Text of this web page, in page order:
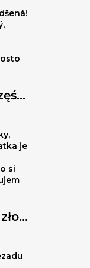
Złote dwuczęściowe damskie stroje kąpielowe brazylijki Sparkle*Me – bikini wiązane, marszczone brazylijki
5 na 5 gwiazdek.
je
si
Sparkle*Me złoto-czarne stroje kąpielowe wysoki stan – figi brazylijki z przeszyciem z tyłu z możliwością złożenia na biodra ze złotą lamówką
5 na 5 gwiazdek.